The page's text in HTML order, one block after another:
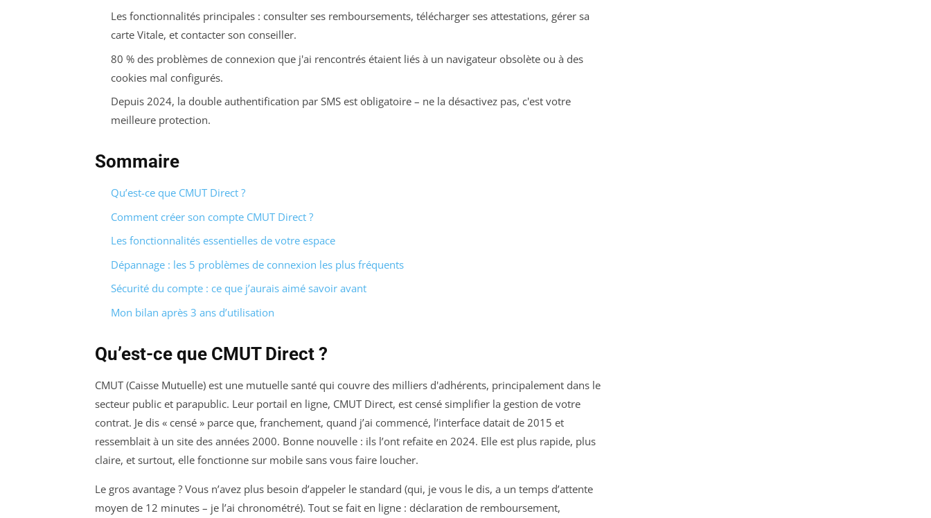
Les fonctionnalités principales : consulter ses remboursements, télécharger ses attestations, gérer sa
carte Vitale, et contacter son conseiller.
80 % des problèmes de connexion que j'ai rencontrés étaient liés à un navigateur obsolète ou à des
cookies mal configurés.
Depuis 2024, la double authentification par SMS est obligatoire – ne la désactivez pas, c'est votre
meilleure protection.
Sommaire
Qu’est-ce que CMUT Direct ?
Comment créer son compte CMUT Direct ?
Les fonctionnalités essentielles de votre espace
Dépannage : les 5 problèmes de connexion les plus fréquents
Sécurité du compte : ce que j’aurais aimé savoir avant
Mon bilan après 3 ans d’utilisation
Qu’est-ce que CMUT Direct ?
CMUT (Caisse Mutuelle) est une mutuelle santé qui couvre des milliers d'adhérents, principalement dans le
secteur public et parapublic. Leur portail en ligne, CMUT Direct, est censé simplifier la gestion de votre
contrat. Je dis « censé » parce que, franchement, quand j’ai commencé, l’interface datait de 2015 et
ressemblait à un site des années 2000. Bonne nouvelle : ils l’ont refaite en 2024. Elle est plus rapide, plus
claire, et surtout, elle fonctionne sur mobile sans vous faire loucher.
Le gros avantage ? Vous n’avez plus besoin d’appeler le standard (qui, je vous le dis, a un temps d’attente
moyen de 12 minutes – je l’ai chronométré). Tout se fait en ligne : déclaration de remboursement,